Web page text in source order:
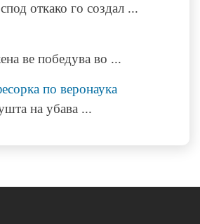
откако го создал ...
ве победува во ...
по веронаука
на убава ...